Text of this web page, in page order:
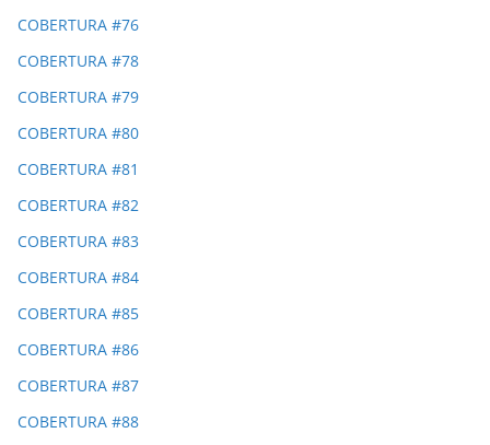
COBERTURA #76
COBERTURA #78
COBERTURA #79
COBERTURA #80
COBERTURA #81
COBERTURA #82
COBERTURA #83
COBERTURA #84
COBERTURA #85
COBERTURA #86
COBERTURA #87
COBERTURA #88